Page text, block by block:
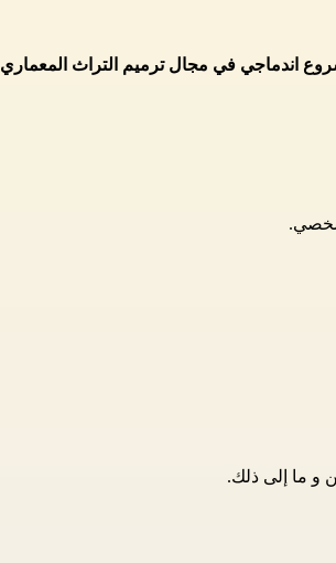
اندماجي في مجال ترميم التراث المعماري
شخصي.
و ما إلى ذلك.